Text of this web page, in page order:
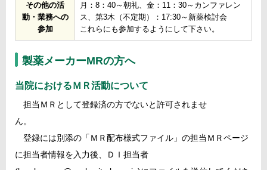
その他の活
動・業務への
参加
月：8：40～朝礼、金：11：30～カンファレン
ス、第3木（不定期）：17:30～新薬検討会
これらにも参加するようにして下さい。
製薬メーカーMRの方へ
当院におけるＭＲ活動について
担当ＭＲとして登録済の方でないと許可されませ
ん。
登録には別添の「ＭＲ配布様式ファイル」の担当ＭＲページ
に担当者情報を入力後、ＤＩ担当者